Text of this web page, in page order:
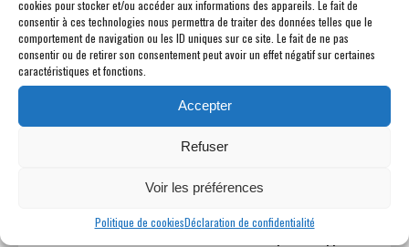
cookies pour stocker et/ou accéder aux informations des appareils. Le fait de
consentir à ces technologies nous permettra de traiter des données telles que le
comportement de navigation ou les ID uniques sur ce site. Le fait de ne pas
consentir ou de retirer son consentement peut avoir un effet négatif sur certaines
caractéristiques et fonctions.
Accepter
Refuser
Voir les préférences
Politique de cookiesDéclaration de confidentialité
à détection de pluie / Rétroviseurs extérieurs électriques
chauffants avec clignotants intégrés / Vitre arrière
coulissante électriquement avec dégivrage et vitrage
teinté / Crochets d?arrimage de benne avec éclairage LED
/ Éclairage de zone extérieur / Crochets de remorquage
avant et arrière / Roue de secours taille normale /
Calandre et pare-chocs spécifiques Raptor / Bavettes avant
Mécanique & performances